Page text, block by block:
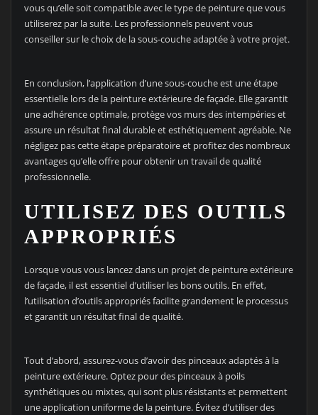
vous qu’elle soit compatible avec le type de peinture que vous
utiliserez par la suite. Les professionnels peuvent vous
conseiller sur le choix de la sous-couche adaptée à votre projet.
En conclusion, l’application d’une sous-couche est une étape
essentielle lors de la peinture extérieure de façade. Elle garantit
une adhérence optimale, protège vos murs des intempéries et
assure un résultat final durable et esthétiquement agréable. Ne
négligez pas cette étape préparatoire et profitez des nombreux
avantages qu’elle offre pour obtenir un travail de qualité
professionnelle.
UTILISEZ DES OUTILS
APPROPRIÉS
Lorsque vous vous lancez dans un projet de peinture extérieure
de façade, il est essentiel d’utiliser les bons outils. En effet,
l’utilisation d’outils appropriés facilite grandement le processus
et garantit un résultat final de qualité.
Tout d’abord, assurez-vous d’avoir des pinceaux adaptés à la
peinture extérieure. Optez pour des pinceaux à poils
synthétiques ou mixtes, qui sont plus résistants et permettent
une application uniforme de la peinture. Évitez d’utiliser des